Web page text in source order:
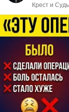
Крест и